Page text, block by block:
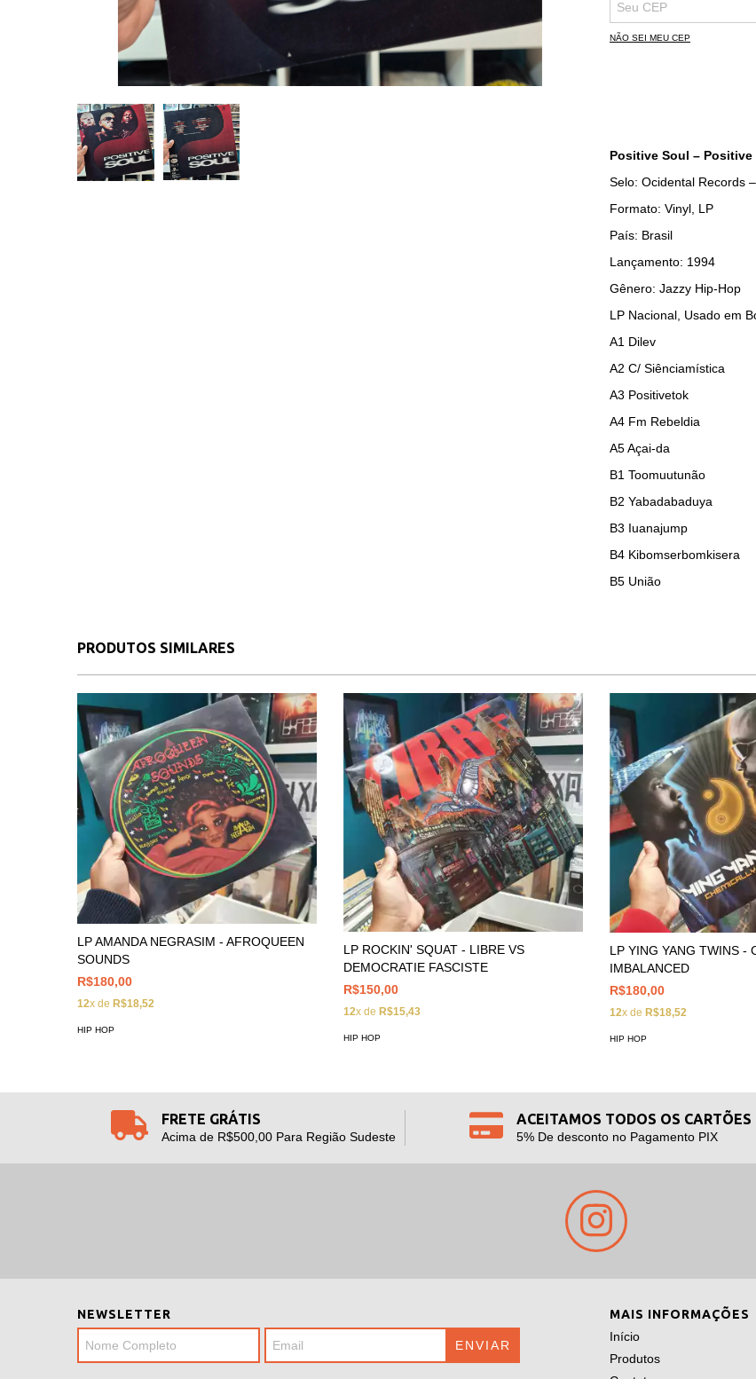
NÃO SEI MEU CEP
Positive Soul – Positive
Selo: Ocidental Records
Formato: Vinyl, LP
País: Brasil
Lançamento: 1994
Gênero: Jazzy Hip-Hop
LP Nacional, Usado em
A1 Dilev
A2 C/ Siênciamística
A3 Positivetok
A4 Fm Rebeldia
A5Açai-da
B1 Toomuutunão
B2 Yabadabaduya
B3 Iuanajump
B4 Kibomserbomkisera
B5 União
PRODUTOS SIMILARES
LP AMANDA NEGRASIM - AFROQUEEN
SOUNDS
R$180,00
12x de R$18,52
HIP HOP
LP ROCKIN' SQUAT - LIBRE VS
DEMOCRATIE FASCISTE
R$150,00
12x de R$15,43
HIP HOP
LP YING YANG TWINS -
IMBALANCED
R$180,00
12x de R$18,52
HIP HOP
FRETE GRÁTIS
Acima de R$500,00 Para Região Sudeste
ACEITAMOS TODOS OS CARTÕES
5% De desconto no Pagamento PIX
NEWSLETTER
MAIS INFORMAÇÕES
Início
Produtos